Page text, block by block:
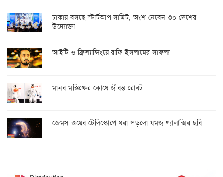
ঢাকায় বসছে স্টার্টআপ সামিট, অংশ নেবেন ৩০ দেশের
উদ্যোক্তা
আইটি ও ফ্রিল্যান্সিংয়ে রাফি ইসলামের সাফল্য
মানব মস্তিষ্কের কোষে জীবন্ত রোবট
জেমস ওয়েব টেলিস্কোপে ধরা পড়লো যমজ গ্যালাক্সির ছবি